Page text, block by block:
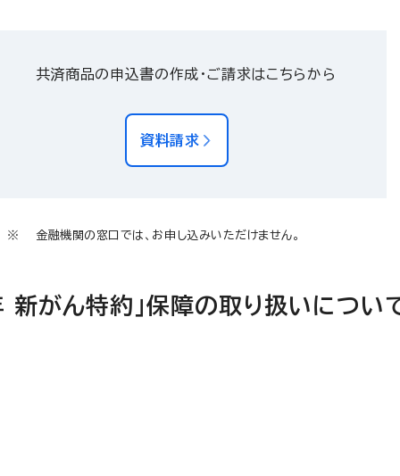
共済商品の申込書の作成・ご請求はこちらから
資料請求
金融機関の窓口では、お申し込みいただけません。
新がん特約」保障の取り扱いについ